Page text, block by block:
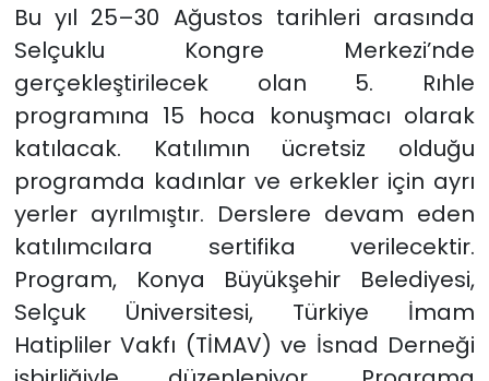
Bu yıl 25–30 Ağustos tarihleri arasında
Selçuklu Kongre Merkezi’nde
gerçekleştirilecek olan 5. Rıhle
programına 15 hoca konuşmacı olarak
katılacak. Katılımın ücretsiz olduğu
programda kadınlar ve erkekler için ayrı
yerler ayrılmıştır. Derslere devam eden
katılımcılara sertifika verilecektir.
Program, Konya Büyükşehir Belediyesi,
Selçuk Üniversitesi, Türkiye İmam
Hatipliler Vakfı (TİMAV) ve İsnad Derneği